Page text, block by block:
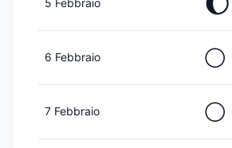
5 Febbraio
6 Febbraio 🌕
7 Febbraio 🌕